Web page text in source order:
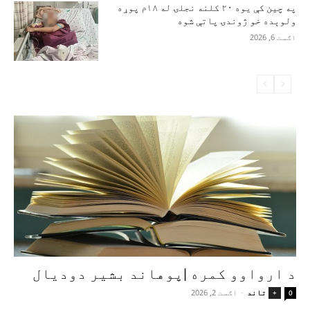
په چین کې یوه ۲۰ کلنه نجلۍ له ۱۸م پوړه
ولوېده خو ژوندۍ پاتې شوه
اګست 6, 2026
د ارواوو کمره |پوهاند بشیر دودیال
+ تاند - اګست 2, 2026 0